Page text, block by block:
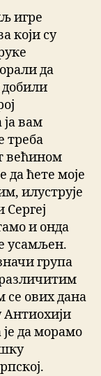
игре
који су
да
добили
вам
треба
већином
да ћете моје
илуструје
и онда
усамљен.
група
различитим
ових дана
да морамо